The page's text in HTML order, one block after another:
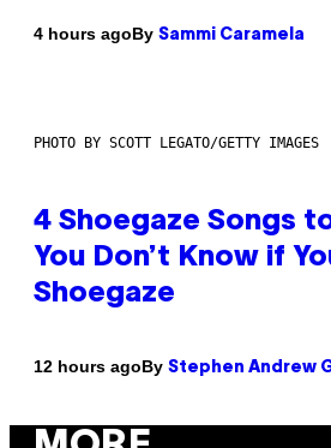
4 hours agoBy Sammi Caramela
PHOTO BY SCOTT LEGATO/GETTY IMAGES
4 Shoegaze Songs
You Don’t Know if
Shoegaze
12 hours agoBy Stephen Andrew